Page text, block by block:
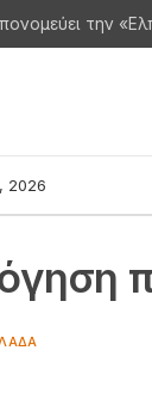
την
2026